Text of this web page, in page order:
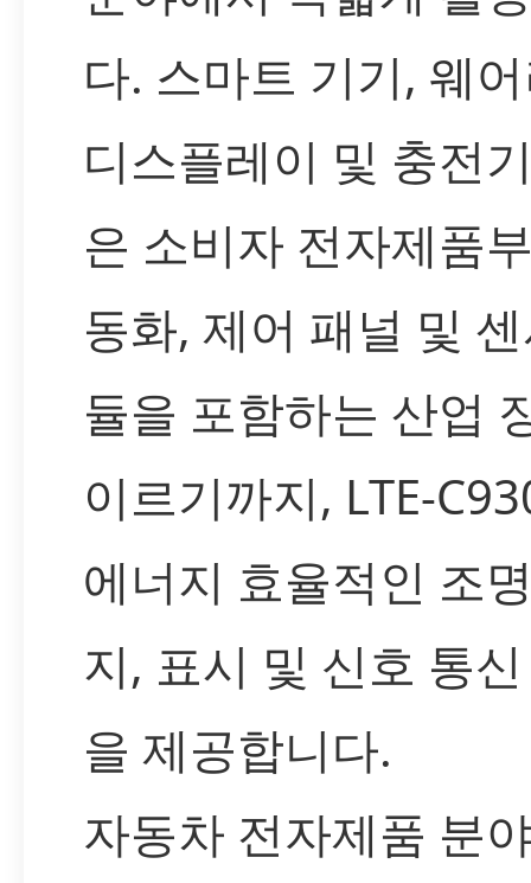
다. 스마트 기기, 웨
디스플레이 및 충전
은 소비자 전자제품
동화, 제어 패널 및
듈을 포함하는 산업
이르기까지, LTE-
에너지 효율적인 조
지, 표시 및 신호 통
을 제공합니다.
자동차 전자제품 분